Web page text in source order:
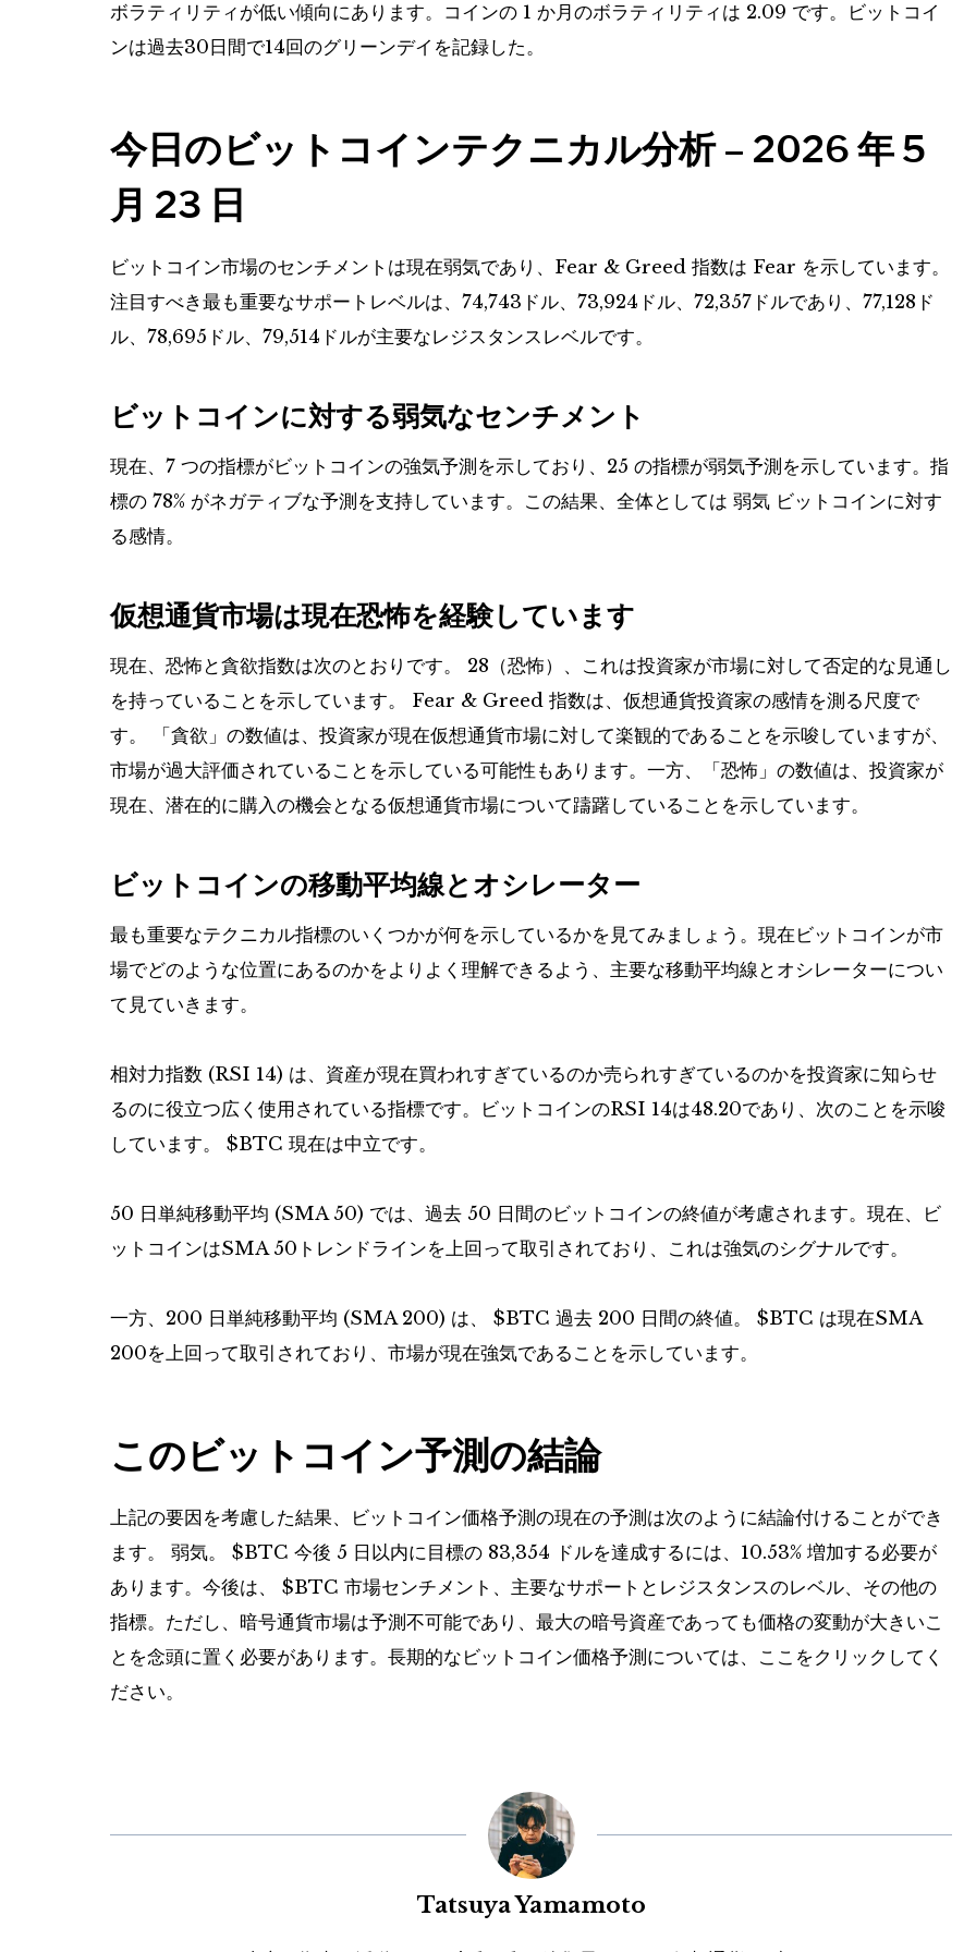
ボラティリティが低い傾向にあります。コインの 1 か月のボラティリティは 2.09 です。ビットコイ
ンは過去30日間で14回のグリーンデイを記録した。
今日のビットコインテクニカル分析 – 2026 年 5
月 23 日
ビットコイン市場のセンチメントは現在弱気であり、Fear & Greed 指数は Fear を示しています。
注目すべき最も重要なサポートレベルは、74,743ドル、73,924ドル、72,357ドルであり、77,128ド
ル、78,695ドル、79,514ドルが主要なレジスタンスレベルです。
ビットコインに対する弱気なセンチメント
現在、7 つの指標がビットコインの強気予測を示しており、25 の指標が弱気予測を示しています。指
標の 78% がネガティブな予測を支持しています。この結果、全体としては 弱気 ビットコインに対す
る感情。
仮想通貨市場は現在恐怖を経験しています
現在、恐怖と貪欲指数は次のとおりです。 28（恐怖） 、これは投資家が市場に対して否定的な見通し
を持っていることを示しています。 Fear & Greed 指数は、仮想通貨投資家の感情を測る尺度で
す。 「貪欲」の数値は、投資家が現在仮想通貨市場に対して楽観的であることを示唆していますが、
市場が過大評価されていることを示している可能性もあります。一方、「恐怖」の数値は、投資家が
現在、潜在的に購入の機会となる仮想通貨市場について躊躇していることを示しています。
ビットコインの移動平均線とオシレーター
最も重要なテクニカル指標のいくつかが何を示しているかを見てみましょう。現在ビットコインが市
場でどのような位置にあるのかをよりよく理解できるよう、主要な移動平均線とオシレーターについ
て見ていきます。
相対力指数 (RSI 14) は、資産が現在買われすぎているのか売られすぎているのかを投資家に知らせ
るのに役立つ広く使用されている指標です。ビットコインのRSI 14は48.20であり、次のことを示唆
しています。 $BTC 現在は中立です。
50 日単純移動平均 (SMA 50) では、過去 50 日間のビットコインの終値が考慮されます。現在、ビ
ットコインはSMA 50トレンドラインを上回って取引されており、これは強気のシグナルです。
一方、200 日単純移動平均 (SMA 200) は、 $BTC 過去 200 日間の終値。 $BTC は現在SMA
200を上回って取引されており、市場が現在強気であることを示しています。
このビットコイン予測の結論
上記の要因を考慮した結果、ビットコイン価格予測の現在の予測は次のように結論付けることができ
ます。 弱気。 $BTC 今後 5 日以内に目標の 83,354 ドルを達成するには、10.53% 増加する必要が
あります。今後は、 $BTC 市場センチメント、主要なサポートとレジスタンスのレベル、その他の
指標。ただし、暗号通貨市場は予測不可能であり、最大の暗号資産であっても価格の変動が大きいこ
とを念頭に置く必要があります。長期的なビットコイン価格予測については、ここをクリックしてく
ださい。
Tatsuya Yamamoto